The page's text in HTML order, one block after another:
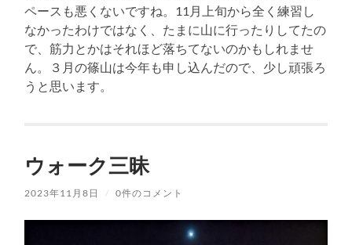
ペースも悪くないですね。11月上旬から全く練習し
なかったわけではなく、たまに山に行ったりしてたの
で、筋力とかはそれほど落ちてないのかもしれませ
ん。３月の篠山は今年も申し込んだので、少し頑張ろ
うと思います。
ウォーク三昧
2023年11月8日 / 0件のコメント